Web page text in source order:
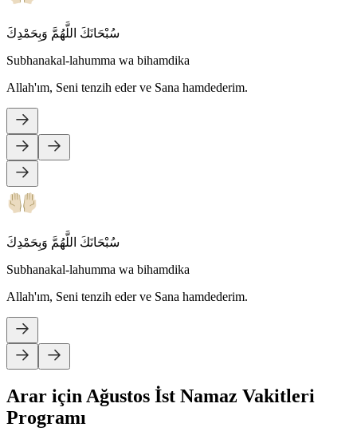
سُبْحَانَكَ اللَّهُمَّ وَبِحَمْدِكَ
Subhanakal-lahumma wa bihamdika
Allah'ım, Seni tenzih eder ve Sana hamdederim.
سُبْحَانَكَ اللَّهُمَّ وَبِحَمْدِكَ
Subhanakal-lahumma wa bihamdika
Allah'ım, Seni tenzih eder ve Sana hamdederim.
Arar için Ağustos İst Namaz Vakitleri
Programı